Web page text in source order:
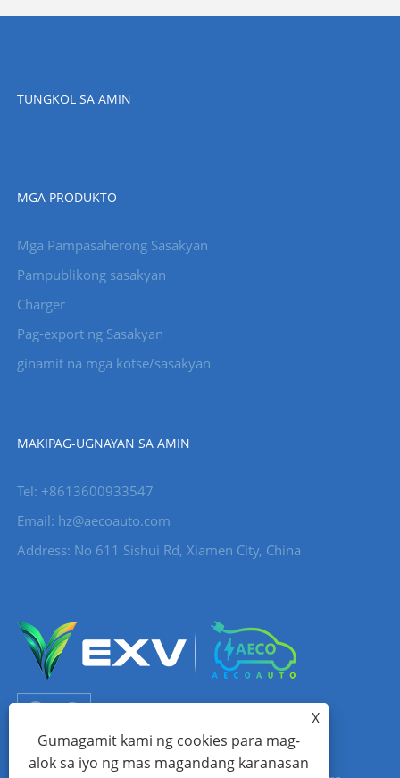
TUNGKOL SA AMIN
MGA PRODUKTO
Mga Pampasaherong Sasakyan
Pampublikong sasakyan
Charger
Pag-export ng Sasakyan
ginamit na mga kotse/sasakyan
MAKIPAG-UGNAYAN SA AMIN
Tel: +8613600933547
Email: hz@aecoauto.com
Address: No 611 Sishui Rd, Xiamen City, China
X
Gumagamit kami ng cookies para mag-
alok sa iyo ng mas magandang karanasan